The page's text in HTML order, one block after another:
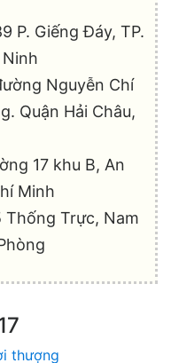
P. Giếng Đáy, TP.
Nguyễn Chí
Quận Hải Châu,
17 khu B, An
Minh
Thống Trực, Nam
thượng